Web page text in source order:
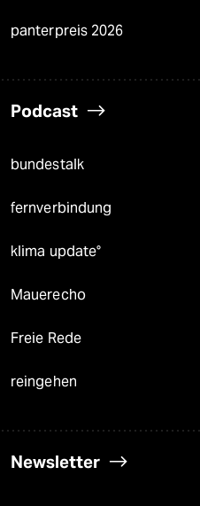
panterpreis 2026
Podcast
bundestalk
fernverbindung
klima update°
Mauerecho
Freie Rede
reingehen
Newsletter